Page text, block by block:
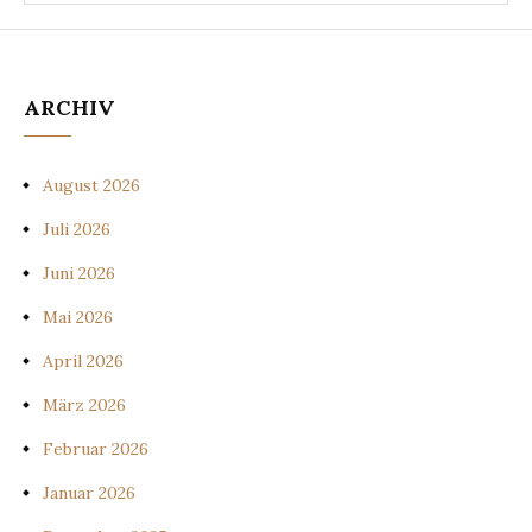
ARCHIV
August 2026
Juli 2026
Juni 2026
Mai 2026
April 2026
März 2026
Februar 2026
Januar 2026